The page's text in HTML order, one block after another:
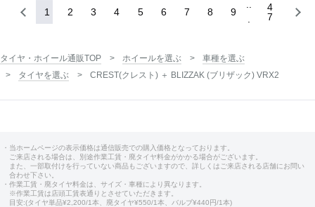
1 2 3 4 5 6 7 8 9
4
7
タイヤ・ホイール通販TOP ホイールを選ぶ
車種を選ぶ
タイヤを選ぶ
CREST(クレスト) ＋ BLIZZAK (ブリザック) VRX2
・当ホームページの表示価格は通信販売での購入価格となっております。
ご来店される場合は、別途作業工賃・廃タイヤ料金がかかる場合がございます。
また、一部取付けを行っていない商品もございますので、詳しくはご来店される店舗にお問い
合わせ下さい。
・作業工賃・廃タイヤ料金は、サイズ・車種により異なります。
※作業工賃は店頭工賃表通りとさせていただきます。
目安:(タイヤ単品¥2,200/1本、廃タイヤ¥550/1本、バルブ¥440円/1本)